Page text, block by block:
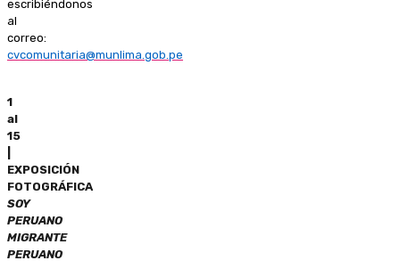
escribiéndonos
al
correo:
cvcomunitaria@munlima.gob.pe
1
al
15
EXPOSICIÓN
FOTOGRÁFICA
SOY
PERUANO
MIGRANTE
PERUANO